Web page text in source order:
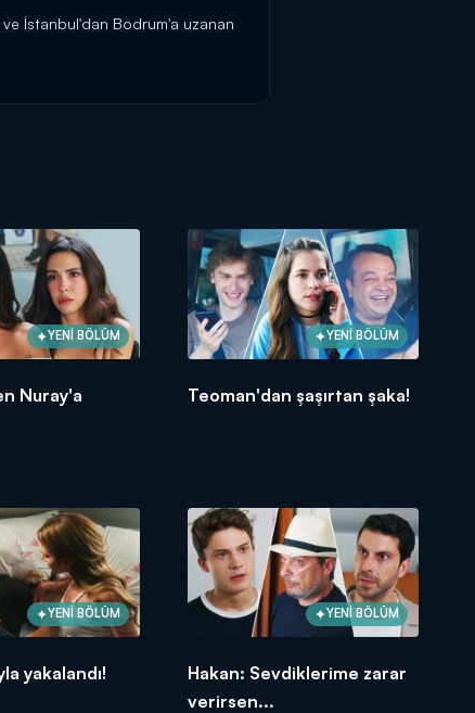
İstanbul'dan Bodrum'a uzanan
YENİ BÖLÜM
Nuray'a
YENİ BÖLÜM
Teoman'dan şaşırtan şaka!
YENİ BÖLÜM
yakalandı!
YENİ BÖLÜM
Hakan: Sevdiklerime zarar
verirsen...